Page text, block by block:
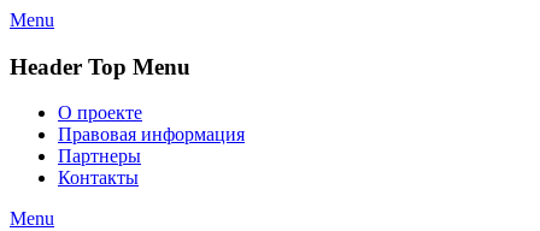
Menu
Header Top Menu
Skip
content
О проекте
Правовая информация
Партнеры
Контакты
Twitter
Email
YouTube
Website
Link
Menu